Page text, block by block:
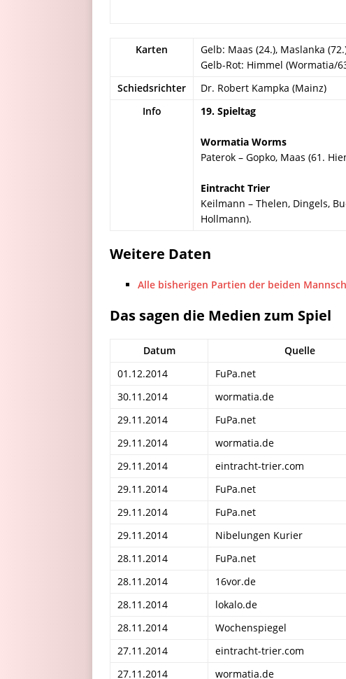
Karten
Gelb: Maas (24.), Maslanka
Gelb-Rot: Himmel (Wormatia/
Schiedsrichter
Dr. Robert Kampka (Mainz)
Info
19. Spieltag
Wormatia Worms
Paterok – Gopko, Maas (61.
Eintracht Trier
Keilmann – Thelen, Dingels,
Hollmann).
Weitere Daten
Alle bisherigen Partien der beiden
Das sagen die Medien zum Spiel
Datum Quelle
01.12.2014
FuPa.net
30.11.2014
wormatia.de
29.11.2014
FuPa.net
29.11.2014
wormatia.de
29.11.2014
eintracht-trier.com
29.11.2014
FuPa.net
29.11.2014
FuPa.net
29.11.2014
Nibelungen Kurier
28.11.2014
FuPa.net
28.11.2014
16vor.de
28.11.2014
lokalo.de
28.11.2014
Wochenspiegel
27.11.2014
eintracht-trier.com
27.11.2014
wormatia.de